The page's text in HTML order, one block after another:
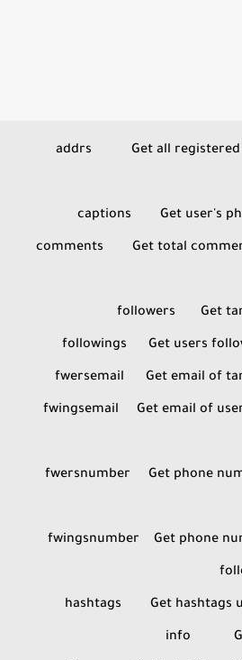
- addrs Get all
- comments Get total
- fwingsemail Get email of
- fwersnumber Get phone
- fwingsnumber Get phone